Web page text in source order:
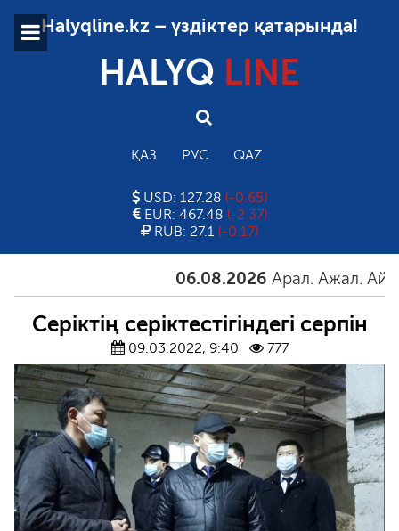
Halyqline.kz – үздіктер қатарында!
HALYQ LINE
ҚАЗ РУС QAZ
USD: 127.28 (-0.65)
EUR: 467.48 (-2.37)
RUB: 27.1 (-0.17)
06.08.2026 Арал. Ажал. Айғақ
Серіктің серіктестігіндегі серпін
09.03.2022, 9:40 777